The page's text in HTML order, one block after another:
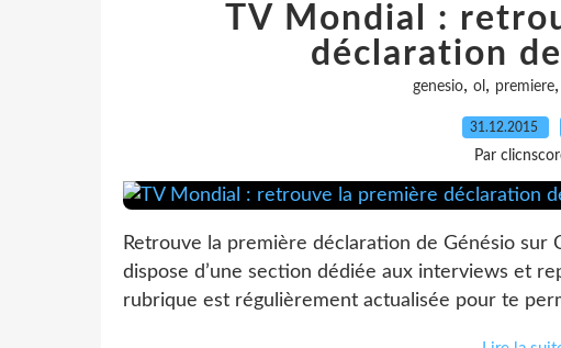
TV Mondial :
déclaration
genesio, ol, premiere,
31.12.2015
Par
Retrouve la première déclaration de Génésio sur
dispose d’une section dédiée aux interviews et
rubrique est régulièrement actualisée pour te